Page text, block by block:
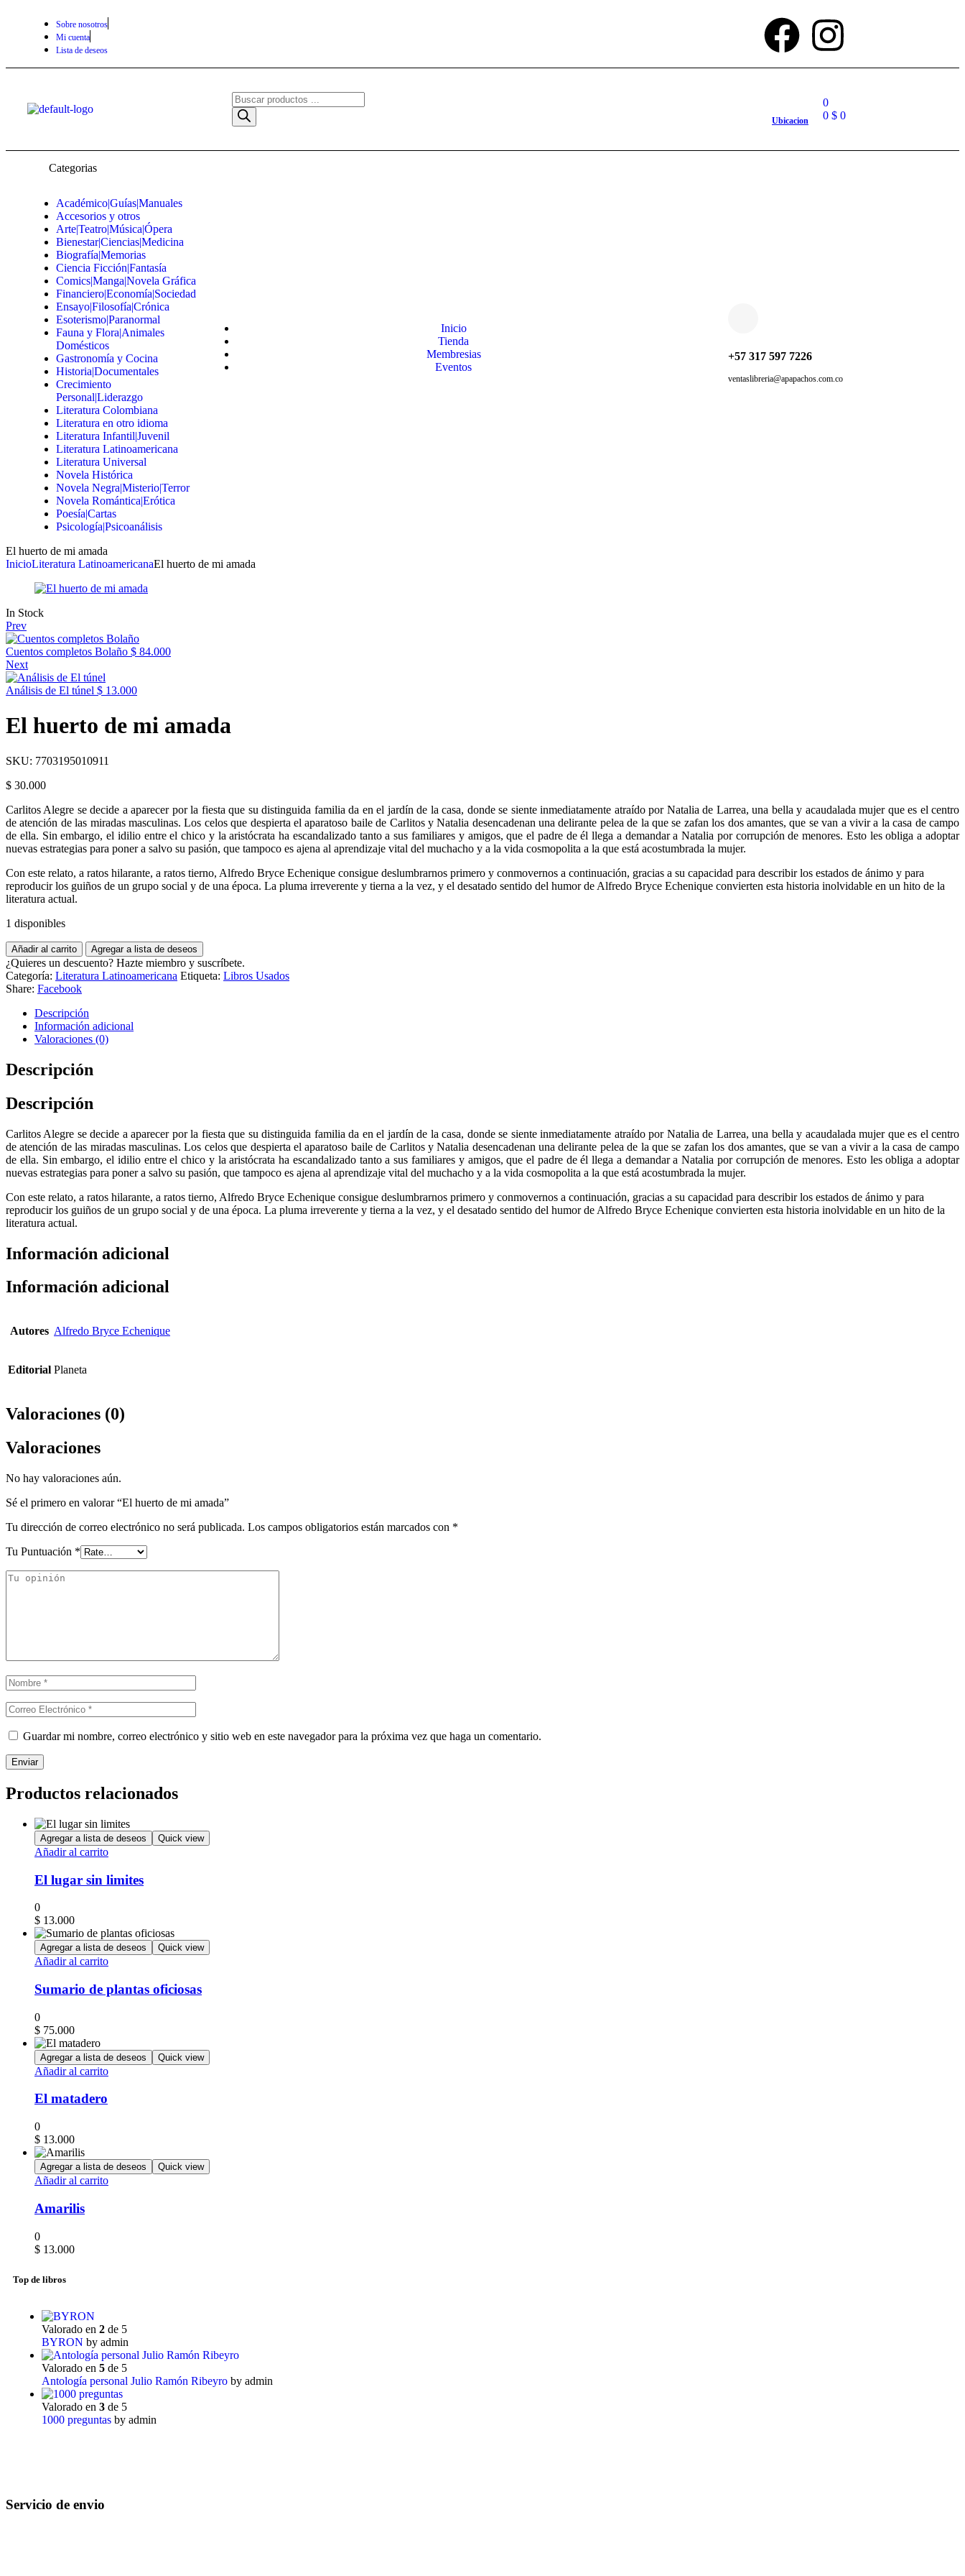
Sobre nosotros
Mi cuenta
Lista de deseos
Ubicacion
0
0 $ 0
Categorias
Académico|Guías|Manuales
Accesorios y otros
Arte|Teatro|Música|Ópera
Bienestar|Ciencias|Medicina
Biografía|Memorias
Ciencia Ficción|Fantasía
Comics|Manga|Novela Gráfica
Financiero|Economía|Sociedad
Ensayo|Filosofía|Crónica
Esoterismo|Paranormal
Fauna y Flora|Animales
Domésticos
Gastronomía y Cocina
Historia|Documentales
Crecimiento
Personal|Liderazgo
Literatura Colombiana
Literatura en otro idioma
Literatura Infantil|Juvenil
Literatura Latinoamericana
Literatura Universal
Novela Histórica
Novela Negra|Misterio|Terror
Novela Romántica|Erótica
Poesía|Cartas
Psicología|Psicoanálisis
Inicio
Tienda
Membresias
Eventos
+57 317 597 7226
ventaslibreria@apapachos.com.co
El huerto de mi amada
InicioLiteratura LatinoamericanaEl huerto de mi amada
In Stock
Prev
Cuentos completos Bolaño $ 84.000
Next
Análisis de El túnel $ 13.000
El huerto de mi amada
SKU: 7703195010911
$ 30.000
Carlitos Alegre se decide a aparecer por la fiesta que su distinguida familia da en el jardín de la casa, donde se siente inmediatamente atraído por Natalia de Larrea, una bella y acaudalada mujer que es el centro
de atención de las miradas masculinas. Los celos que despierta el aparatoso baile de Carlitos y Natalia desencadenan una delirante pelea de la que se zafan los dos amantes, que se van a vivir a la casa de campo
de ella. Sin embargo, el idilio entre el chico y la aristócrata ha escandalizado tanto a sus familiares y amigos, que el padre de él llega a demandar a Natalia por corrupción de menores. Esto les obliga a adoptar
nuevas estrategias para poner a salvo su pasión, que tampoco es ajena al aprendizaje vital del muchacho y a la vida cosmopolita a la que está acostumbrada la mujer.
Con este relato, a ratos hilarante, a ratos tierno, Alfredo Bryce Echenique consigue deslumbrarnos primero y conmovernos a continuación, gracias a su capacidad para describir los estados de ánimo y para
reproducir los guiños de un grupo social y de una época. La pluma irreverente y tierna a la vez, y el desatado sentido del humor de Alfredo Bryce Echenique convierten esta historia inolvidable en un hito de la
literatura actual.
1 disponibles
Añadir al carrito Agregar a lista de deseos
¿Quieres un descuento? Hazte miembro y suscríbete.
Categoría: Literatura Latinoamericana Etiqueta: Libros Usados
Share: Facebook
Descripción
Información adicional
Valoraciones (0)
Descripción
Descripción
Carlitos Alegre se decide a aparecer por la fiesta que su distinguida familia da en el jardín de la casa, donde se siente inmediatamente atraído por Natalia de Larrea, una bella y acaudalada mujer que es el centro
de atención de las miradas masculinas. Los celos que despierta el aparatoso baile de Carlitos y Natalia desencadenan una delirante pelea de la que se zafan los dos amantes, que se van a vivir a la casa de campo
de ella. Sin embargo, el idilio entre el chico y la aristócrata ha escandalizado tanto a sus familiares y amigos, que el padre de él llega a demandar a Natalia por corrupción de menores. Esto les obliga a adoptar
nuevas estrategias para poner a salvo su pasión, que tampoco es ajena al aprendizaje vital del muchacho y a la vida cosmopolita a la que está acostumbrada la mujer.
Con este relato, a ratos hilarante, a ratos tierno, Alfredo Bryce Echenique consigue deslumbrarnos primero y conmovernos a continuación, gracias a su capacidad para describir los estados de ánimo y para
reproducir los guiños de un grupo social y de una época. La pluma irreverente y tierna a la vez, y el desatado sentido del humor de Alfredo Bryce Echenique convierten esta historia inolvidable en un hito de la
literatura actual.
Información adicional
Información adicional
Autores Alfredo Bryce Echenique
Editorial Planeta
Valoraciones (0)
Valoraciones
No hay valoraciones aún.
Sé el primero en valorar “El huerto de mi amada”
Tu dirección de correo electrónico no será publicada. Los campos obligatorios están marcados con *
Tu Puntuación *
Guardar mi nombre, correo electrónico y sitio web en este navegador para la próxima vez que haga un comentario.
Productos relacionados
Agregar a lista de deseos Quick view
Añadir al carrito
El lugar sin limites
0
$ 13.000
Agregar a lista de deseos Quick view
Añadir al carrito
Sumario de plantas oficiosas
0
$ 75.000
Agregar a lista de deseos Quick view
Añadir al carrito
El matadero
0
$ 13.000
Agregar a lista de deseos Quick view
Añadir al carrito
Amarilis
0
$ 13.000
Top de libros
Valorado en 2 de 5
BYRON by admin
Valorado en 5 de 5
Antología personal Julio Ramón Ribeyro by admin
Valorado en 3 de 5
1000 preguntas by admin
Servicio de envio